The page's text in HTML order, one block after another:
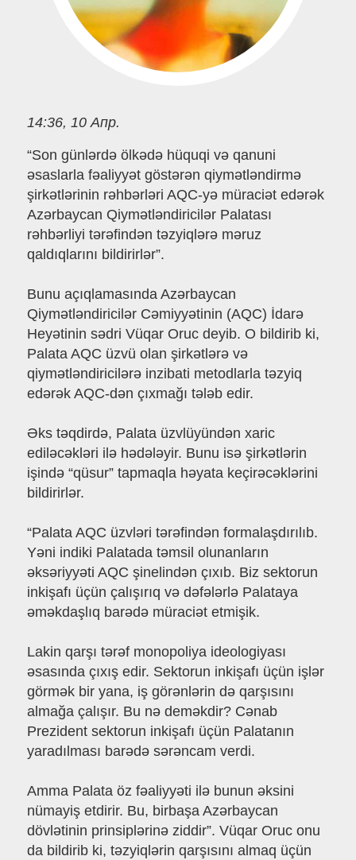
14:36, 10 Апр.
“Son günlərdə ölkədə hüquqi və qanuni
əsaslarla fəaliyyət göstərən qiymətləndirmə
şirkətlərinin rəhbərləri AQC-yə müraciət edərək
Azərbaycan Qiymətləndiricilər Palatası
rəhbərliyi tərəfindən təzyiqlərə məruz
qaldıqlarını bildirirlər”.
Bunu açıqlamasında Azərbaycan
Qiymətləndiricilər Cəmiyyətinin (AQC) İdarə
Heyətinin sədri Vüqar Oruc deyib. O bildirib ki,
Palata AQC üzvü olan şirkətlərə və
qiymətləndiricilərə inzibati metodlarla təzyiq
edərək AQC-dən çıxmağı tələb edir.
Əks təqdirdə, Palata üzvlüyündən xaric
ediləcəkləri ilə hədələyir. Bunu isə şirkətlərin
işində “qüsur” tapmaqla həyata keçirəcəklərini
bildirirlər.
“Palata AQC üzvləri tərəfindən formalaşdırılıb.
Yəni indiki Palatada təmsil olunanların
əksəriyyəti AQC şinelindən çıxıb. Biz sektorun
inkişafı üçün çalışırıq və dəfələrlə Palataya
əməkdaşlıq barədə müraciət etmişik.
Lakin qarşı tərəf monopoliya ideologiyası
əsasında çıxış edir. Sektorun inkişafı üçün işlər
görmək bir yana, iş görənlərin də qarşısını
almağa çalışır. Bu nə deməkdir? Cənab
Prezident sektorun inkişafı üçün Palatanın
yaradılması barədə sərəncam verdi.
Amma Palata öz fəaliyyəti ilə bunun əksini
nümayiş etdirir. Bu, birbaşa Azərbaycan
dövlətinin prinsiplərinə ziddir”. Vüqar Oruc onu
da bildirib ki, təzyiqlərin qarşısını almaq üçün